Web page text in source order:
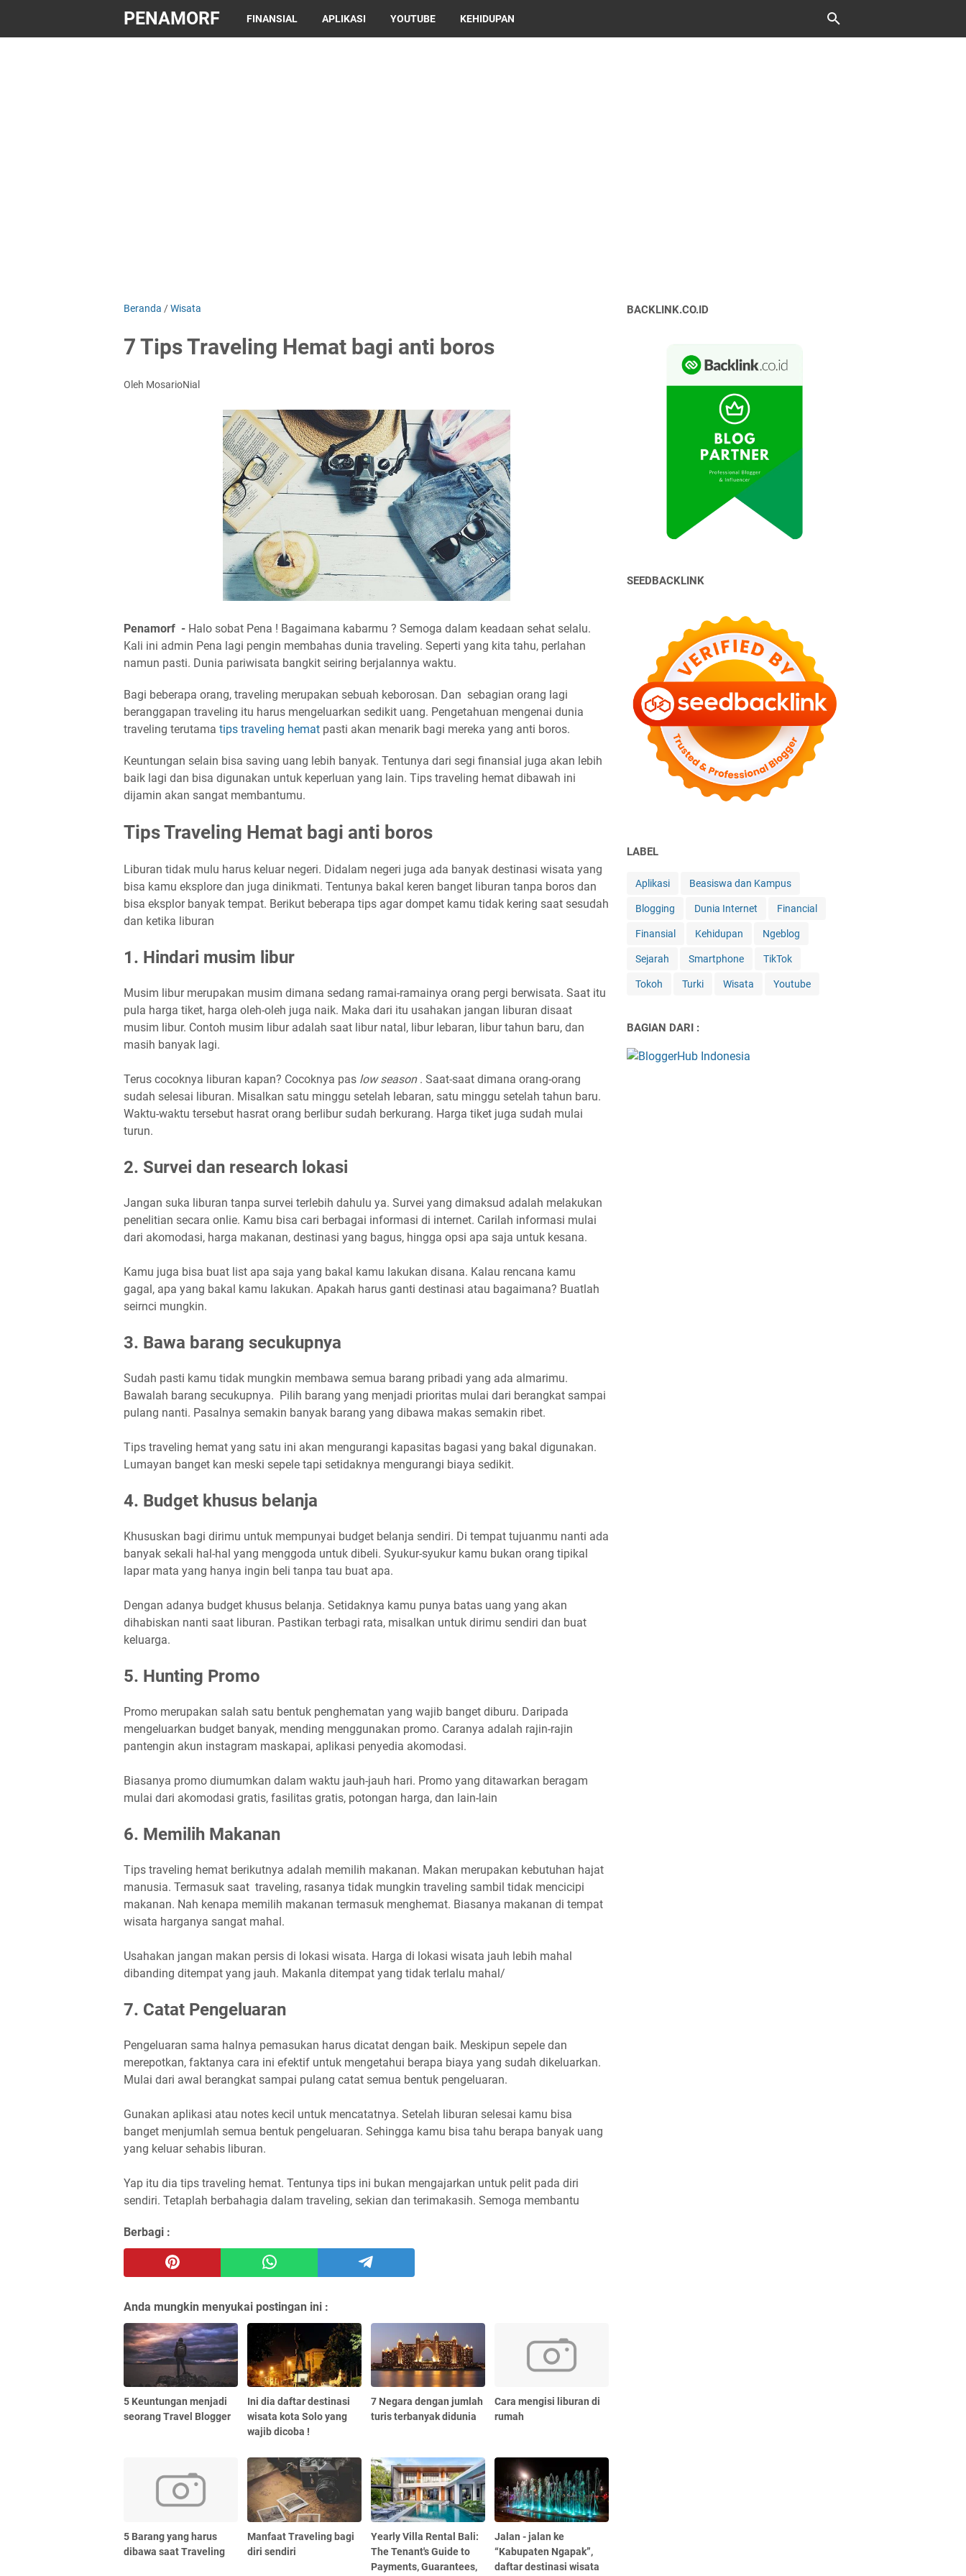
PENAMORF FINANSIAL APLIKASI YOUTUBE KEHIDUPAN
Beranda /Wisata
7 Tips Traveling Hemat bagi anti boros
Oleh MosarioNial
Penamorf - Halo sobat Pena ! Bagaimana kabarmu ? Semoga dalam keadaan sehat selalu.
Kali ini admin Pena lagi pengin membahas dunia traveling. Seperti yang kita tahu, perlahan
namun pasti. Dunia pariwisata bangkit seiring berjalannya waktu.
Bagi beberapa orang, traveling merupakan sebuah keborosan. Dan sebagian orang lagi
beranggapan traveling itu harus mengeluarkan sedikit uang. Pengetahuan mengenai dunia
traveling terutama tips traveling hemat pasti akan menarik bagi mereka yang anti boros.
Keuntungan selain bisa saving uang lebih banyak. Tentunya dari segi finansial juga akan lebih
baik lagi dan bisa digunakan untuk keperluan yang lain. Tips traveling hemat dibawah ini
dijamin akan sangat membantumu.
Tips Traveling Hemat bagi anti boros
Liburan tidak mulu harus keluar negeri. Didalam negeri juga ada banyak destinasi wisata yang
bisa kamu eksplore dan juga dinikmati. Tentunya bakal keren banget liburan tanpa boros dan
bisa eksplor banyak tempat. Berikut beberapa tips agar dompet kamu tidak kering saat sesudah
dan ketika liburan
1. Hindari musim libur
Musim libur merupakan musim dimana sedang ramai-ramainya orang pergi berwisata. Saat itu
pula harga tiket, harga oleh-oleh juga naik. Maka dari itu usahakan jangan liburan disaat
musim libur. Contoh musim libur adalah saat libur natal, libur lebaran, libur tahun baru, dan
masih banyak lagi.
Terus cocoknya liburan kapan? Cocoknya pas low season . Saat-saat dimana orang-orang
sudah selesai liburan. Misalkan satu minggu setelah lebaran, satu minggu setelah tahun baru.
Waktu-waktu tersebut hasrat orang berlibur sudah berkurang. Harga tiket juga sudah mulai
turun.
2. Survei dan research lokasi
Jangan suka liburan tanpa survei terlebih dahulu ya. Survei yang dimaksud adalah melakukan
penelitian secara onlie. Kamu bisa cari berbagai informasi di internet. Carilah informasi mulai
dari akomodasi, harga makanan, destinasi yang bagus, hingga opsi apa saja untuk kesana.
Kamu juga bisa buat list apa saja yang bakal kamu lakukan disana. Kalau rencana kamu
gagal, apa yang bakal kamu lakukan. Apakah harus ganti destinasi atau bagaimana? Buatlah
seirnci mungkin.
3. Bawa barang secukupnya
Sudah pasti kamu tidak mungkin membawa semua barang pribadi yang ada almarimu.
Bawalah barang secukupnya. Pilih barang yang menjadi prioritas mulai dari berangkat sampai
pulang nanti. Pasalnya semakin banyak barang yang dibawa makas semakin ribet.
Tips traveling hemat yang satu ini akan mengurangi kapasitas bagasi yang bakal digunakan.
Lumayan banget kan meski sepele tapi setidaknya mengurangi biaya sedikit.
4. Budget khusus belanja
Khususkan bagi dirimu untuk mempunyai budget belanja sendiri. Di tempat tujuanmu nanti ada
banyak sekali hal-hal yang menggoda untuk dibeli. Syukur-syukur kamu bukan orang tipikal
lapar mata yang hanya ingin beli tanpa tau buat apa.
Dengan adanya budget khusus belanja. Setidaknya kamu punya batas uang yang akan
dihabiskan nanti saat liburan. Pastikan terbagi rata, misalkan untuk dirimu sendiri dan buat
keluarga.
5. Hunting Promo
Promo merupakan salah satu bentuk penghematan yang wajib banget diburu. Daripada
mengeluarkan budget banyak, mending menggunakan promo. Caranya adalah rajin-rajin
pantengin akun instagram maskapai, aplikasi penyedia akomodasi.
Biasanya promo diumumkan dalam waktu jauh-jauh hari. Promo yang ditawarkan beragam
mulai dari akomodasi gratis, fasilitas gratis, potongan harga, dan lain-lain
6. Memilih Makanan
Tips traveling hemat berikutnya adalah memilih makanan. Makan merupakan kebutuhan hajat
manusia. Termasuk saat traveling, rasanya tidak mungkin traveling sambil tidak mencicipi
makanan. Nah kenapa memilih makanan termasuk menghemat. Biasanya makanan di tempat
wisata harganya sangat mahal.
Usahakan jangan makan persis di lokasi wisata. Harga di lokasi wisata jauh lebih mahal
dibanding ditempat yang jauh. Makanla ditempat yang tidak terlalu mahal/
7. Catat Pengeluaran
Pengeluaran sama halnya pemasukan harus dicatat dengan baik. Meskipun sepele dan
merepotkan, faktanya cara ini efektif untuk mengetahui berapa biaya yang sudah dikeluarkan.
Mulai dari awal berangkat sampai pulang catat semua bentuk pengeluaran.
Gunakan aplikasi atau notes kecil untuk mencatatnya. Setelah liburan selesai kamu bisa
banget menjumlah semua bentuk pengeluaran. Sehingga kamu bisa tahu berapa banyak uang
yang keluar sehabis liburan.
Yap itu dia tips traveling hemat. Tentunya tips ini bukan mengajarkan untuk pelit pada diri
sendiri. Tetaplah berbahagia dalam traveling, sekian dan terimakasih. Semoga membantu
Berbagi :
Anda mungkin menyukai postingan ini :
5 Keuntungan menjadi
seorang Travel Blogger
Ini dia daftar destinasi
wisata kota Solo yang
wajib dicoba !
7 Negara dengan jumlah
turis terbanyak didunia
Cara mengisi liburan di
rumah
5 Barang yang harus
dibawa saat Traveling
Manfaat Traveling bagi
diri sendiri
Yearly Villa Rental Bali:
The Tenant's Guide to
Payments, Guarantees,
Jalan - jalan ke
“Kabupaten Ngapak”,
daftar destinasi wisata
BACKLINK.CO.ID
SEEDBACKLINK
LABEL
Aplikasi Beasiswa dan Kampus
Blogging Dunia Internet Financial
Finansial Kehidupan Ngeblog
Sejarah Smartphone TikTok
Tokoh Turki Wisata Youtube
BAGIAN DARI :